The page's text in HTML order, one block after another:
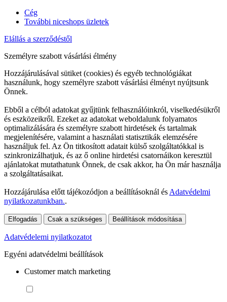
Cég
További niceshops üzletek
Elállás a szerződéstől
Személyre szabott vásárlási élmény
Hozzájárulásával sütiket (cookies) és egyéb technológiákat
használunk, hogy személyre szabott vásárlási élményt nyújtsunk
Önnek.
Ebből a célból adatokat gyűjtünk felhasználóinkról, viselkedésükről
és eszközeikről. Ezeket az adatokat weboldalunk folyamatos
optimalizálására és személyre szabott hirdetések és tartalmak
megjelenítésére, valamint a használati statisztikák elemzésére
használjuk fel. Az Ön titkosított adatait külső szolgáltatókkal is
szinkronizálhatjuk, és az ő online hirdetési csatornáikon keresztül
ajánlatokat mutathatunk Önnek, de csak akkor, ha Ön már használja
a szolgáltatásaikat.
Hozzájárulása előtt tájékozódjon a beállításoknál és Adatvédelmi
nyilatkozatunkban..
Elfogadás Csak a szükséges Beállítások módosítása
Adatvédelemi nyilatkozatot
Egyéni adatvédelmi beállítások
Customer match marketing